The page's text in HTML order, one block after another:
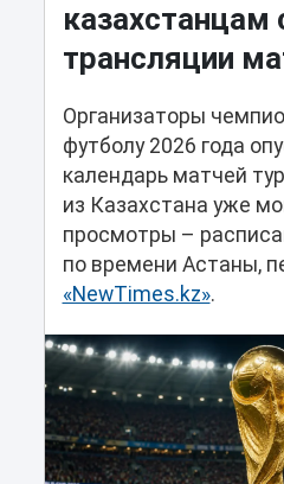
казахстанцам
трансляции
Организаторы
футболу 2026 года
календарь матчей
из Казахстана уже
просмотры –
по времени Астаны,
«NewTimes.kz».